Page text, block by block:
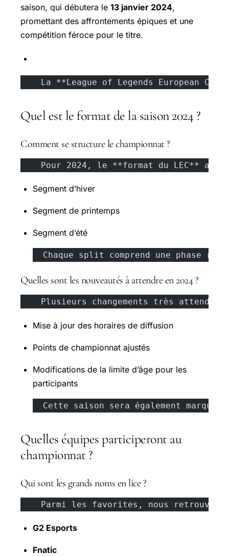
saison, qui débutera le 13 janvier 2024,
promettant des affrontements épiques et une
compétition féroce pour le titre.
La **League of Legends European
Quel est le format de la saison 2024 ?
Comment se structure le championnat ?
Pour 2024, le **format du LEC** a
Segment d’hiver
Segment de printemps
Segment d’été
Chaque split comprend une phase
Quelles sont les nouveautés à attendre en 2024 ?
Plusieurs changements très attendus
Mise à jour des horaires de diffusion
Points de championnat ajustés
Modifications de la limite d’âge pour les
participants
Cette saison sera également marquée
Quelles équipes participeront au
championnat ?
Qui sont les grands noms en lice ?
Parmi les favorites, nous retrouvons
G2 Esports
Fnatic